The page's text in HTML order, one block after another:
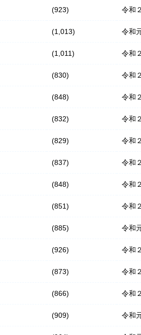
(923) 令和
(1,013) 令和
(1,011) 令和
(830) 令和
(848) 令和
(832) 令和
(829) 令和
(837) 令和
(848) 令和
(851) 令和
(885) 令和
(926) 令和
(873) 令和
(866) 令和
(909) 令和